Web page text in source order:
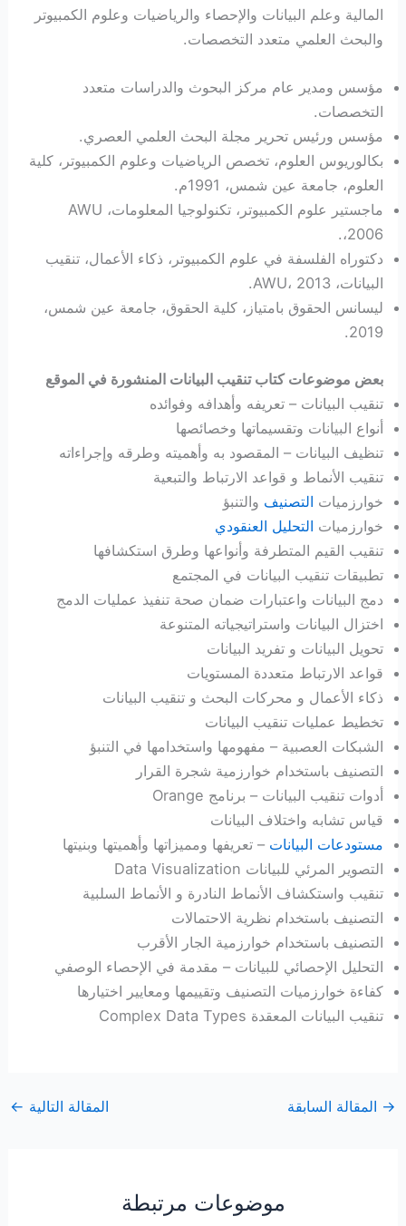
المالية وعلم البيانات والإحصاء والرياضيات وعلوم الكمبيوتر
والبحث العلمي متعدد التخصصات.
مؤسس ومدير عام مركز البحوث والدراسات متعدد
التخصصات.
مؤسس ورئيس تحرير مجلة البحث العلمي العصري.
بكالوريوس العلوم، تخصص الرياضيات وعلوم الكمبيوتر، كلية
العلوم، جامعة عين شمس، 1991م.
ماجستير علوم الكمبيوتر، تكنولوجيا المعلومات، AWU
،2006.
دكتوراه الفلسفة في علوم الكمبيوتر، ذكاء الأعمال، تنقيب
البيانات، AWU، 2013.
ليسانس الحقوق بامتياز، كلية الحقوق، جامعة عين شمس،
2019.
بعض موضوعات كتاب تنقيب البيانات المنشورة في الموقع
تنقيب البيانات – تعريفه وأهدافه وفوائده
أنواع البيانات وتقسيماتها وخصائصها
تنظيف البيانات – المقصود به وأهميته وطرقه وإجراءاته
تنقيب الأنماط و قواعد الارتباط والتبعية
خوارزميات التصنيف والتنبؤ
خوارزميات التحليل العنقودي
تنقيب القيم المتطرفة وأنواعها وطرق استكشافها
تطبيقات تنقيب البيانات في المجتمع
دمج البيانات واعتبارات ضمان صحة تنفيذ عمليات الدمج
اختزال البيانات واستراتيجياته المتنوعة
تحويل البيانات و تفريد البيانات
قواعد الارتباط متعددة المستويات
ذكاء الأعمال و محركات البحث و تنقيب البيانات
تخطيط عمليات تنقيب البيانات
الشبكات العصبية – مفهومها واستخدامها في التنبؤ
التصنيف باستخدام خوارزمية شجرة القرار
أدوات تنقيب البيانات – برنامج Orange
قياس تشابه واختلاف البيانات
مستودعات البيانات – تعريفها ومميزاتها وأهميتها وبنيتها
التصوير المرئي للبيانات Data Visualization
تنقيب واستكشاف الأنماط النادرة و الأنماط السلبية
التصنيف باستخدام نظرية الاحتمالات
التصنيف باستخدام خوارزمية الجار الأقرب
التحليل الإحصائي للبيانات – مقدمة في الإحصاء الوصفي
كفاءة خوارزميات التصنيف وتقييمها ومعايير اختيارها
تنقيب البيانات المعقدة Complex Data Types
→ المقالة السابقة المقالة التالية ←
موضوعات مرتبطة